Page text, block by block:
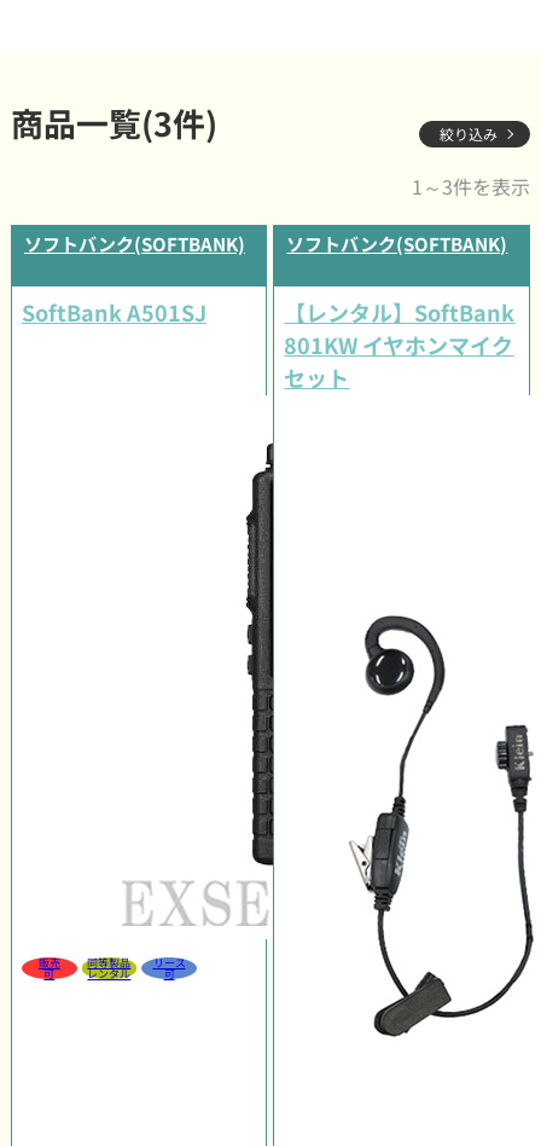
商品一覧(3件) 絞り込み
1～3件を表示
ソフトバンク(SOFTBANK)
SoftBank A501SJ
販売
可
同等製品
レンタル
リース
可
ソフトバンク(SOFTBANK)
【レンタル】SoftBank
801KW イヤホンマイク
セット